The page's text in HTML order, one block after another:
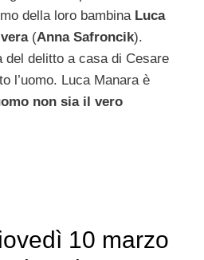
della loro bambina Luca
(Anna Safroncik).
del delitto a casa di Cesare
l’uomo. Luca Manara è
non sia il vero
10 marzo